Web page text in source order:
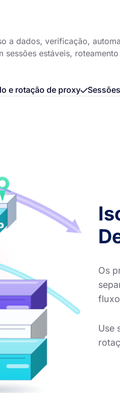
a dados, verificação,
sessões estáveis,
e rotação de proxy
Os
Use